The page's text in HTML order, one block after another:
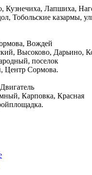
Кузнечиха, Лапшиха,
Тобольские казармы,
Вождей
Высоково, Дарьино,
поселок
Центр Сормова.
Карповка, Красная